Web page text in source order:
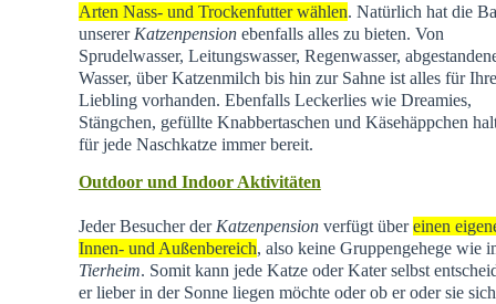
Arten Nass- und Trockenfutter wählen. Natürlich hat die
unserer Katzenpensionebenfalls alles zu bieten. Von
Sprudelwasser, Leitungswasser, Regenwasser,
Wasser, über Katzenmilch bis hin zur Sahne ist alles für
Liebling vorhanden. Ebenfalls Leckerlies wie Dreamies,
Stängchen, gefüllte Knabbertaschen und Käsehäppchen
für jede Naschkatze immer bereit.
Outdoor und Indoor Aktivitäten
Jeder Besucher der Katzenpensionverfügt übereinen
Innen- und Außenbereich, also keine Gruppengehege wie
Tierheim. Somit kann jede Katze oder Kater selbst
er lieber in der Sonne liegen möchte oder ob er oder sie